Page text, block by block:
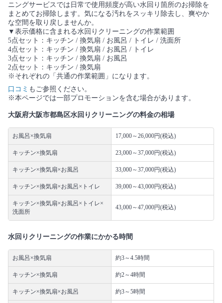
ニングサービスでは日常で使用頻度が高い水回り箇所のお掃除を
まとめてお掃除します。気になる汚れをスッキリ除去し、爽やか
な空間を取り戻しませんか。
▼表示価格に含まれる水回りクリーニングの作業範囲
5点セット：キッチン / 換気扇 / お風呂 / トイレ / 洗面所
4点セット：キッチン / 換気扇 / お風呂 / トイレ
3点セット：キッチン / 換気扇 / お風呂
2点セット：キッチン / 換気扇
※それぞれの「共通の作業範囲」になります。
口コミ もご参照ください。
※本ページでは一部プロモーションを含む場合があります。
大阪府大阪市都島区水回りクリーニングの料金の相場
お風呂×換気扇 17,000～26,000円(税込)
キッチン×換気扇 23,000～37,000円(税込)
キッチン×換気扇×お風呂 33,000～37,000円(税込)
キッチン×換気扇×お風呂×トイレ 39,000～43,000円(税込)
キッチン×換気扇×お風呂×トイレ×
洗面所
43,000～47,000円(税込)
水回りクリーニングの作業にかかる時間
お風呂×換気扇 約3～4.5時間
キッチン×換気扇 約2～4時間
キッチン×換気扇×お風呂 約3～5時間